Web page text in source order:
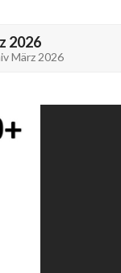
2026
März 2026